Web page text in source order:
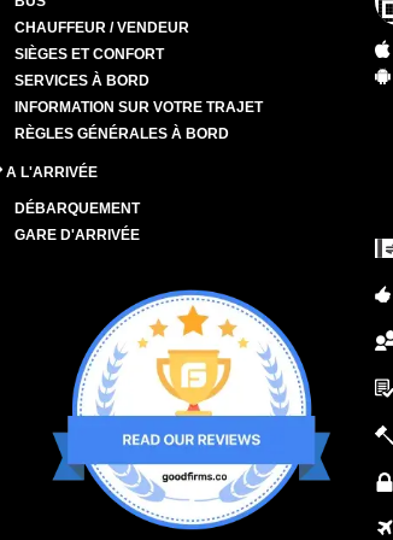
CHAUFFEUR / VENDEUR
SIÈGES ET CONFORT
SERVICES À BORD
INFORMATION SUR VOTRE TRAJET
RÈGLES GÉNÉRALES À BORD
A L'ARRIVÉE
DÉBARQUEMENT
GARE D'ARRIVÉE